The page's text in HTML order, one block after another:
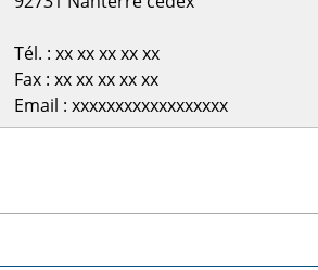
Tél. : xx xx xx xx xx
Fax : xx xx xx xx xx
Email : xxxxxxxxxxxxxxxxxx